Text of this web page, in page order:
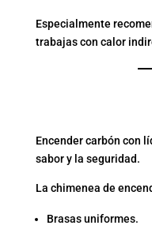
Especialmente
trabajas con calor
Encender carbón con
sabor y la seguridad.
La chimenea de
Brasas uniformes.